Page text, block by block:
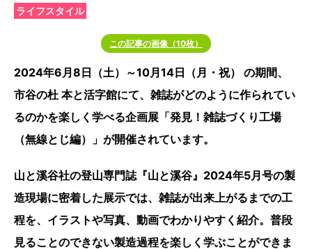
ライフスタイル
この記事の画像（10枚）
2024年6月8日（土）～10月14日（月・祝） の期間、
市谷の杜 本と活字館にて、雑誌がどのように作られてい
るのかを楽しく学べる企画展「発見！雑誌づくり工場
（無線とじ編）」が開催されています。
山と溪谷社の登山専門誌『山と溪谷』2024年5月号の製
造現場に密着した展示では、雑誌が出来上がるまでの工
程を、イラストや写真、動画でわかりやすく紹介。普段
見ることのできない製造過程を楽しく学ぶことができま